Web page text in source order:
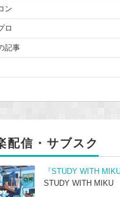
ン
ロ
記事
配信・サブスク
『STUDY WITH
STUDY WITH MIKU